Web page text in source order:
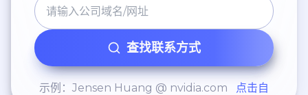
查找联系方式
示例：Jensen Huang @ nvidia.com
点击自